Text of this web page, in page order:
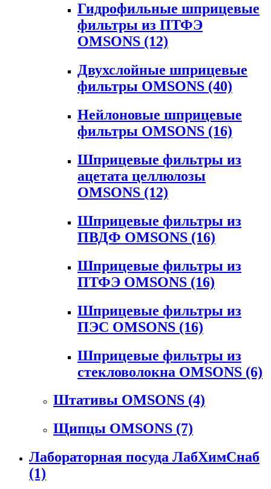
Гидрофильные шприцевые
фильтры из ПТФЭ
OMSONS (12)
Двухслойные шприцевые
фильтры OMSONS (40)
Нейлоновые шприцевые
фильтры OMSONS (16)
Шприцевые фильтры из
ацетата целлюлозы
OMSONS (12)
Шприцевые фильтры из
ПВДФ OMSONS (16)
Шприцевые фильтры из
ПТФЭ OMSONS (16)
Шприцевые фильтры из
ПЭС OMSONS (16)
Шприцевые фильтры из
стекловолокна OMSONS (6)
Штативы OMSONS (4)
Щипцы OMSONS (7)
Лабораторная посуда ЛабХимСнаб
(1)